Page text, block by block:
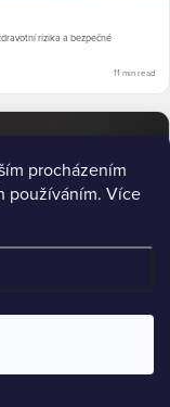
procházením
používáním. Více
rizika a bezpečné
11 min read